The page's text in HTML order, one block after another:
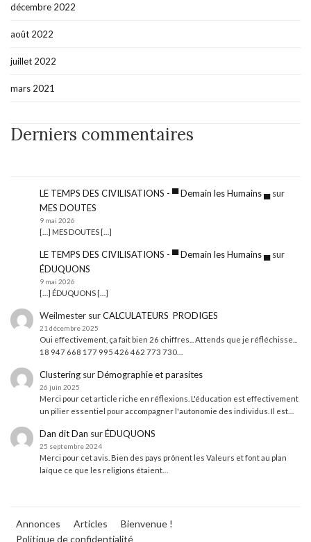
décembre 2022
août 2022
juillet 2022
mars 2021
Derniers commentaires
LE TEMPS DES CIVILISATIONS - ▀ Demain les Humains ▄sur
MES DOUTES
9 mai 2026
[…] MES DOUTES […]
LE TEMPS DES CIVILISATIONS - ▀ Demain les Humains ▄sur
ÉDUQUONS
9 mai 2026
[…] ÉDUQUONS […]
Weilmester surCALCULATEURS PRODIGES
21 décembre 2025
Oui effectivement, ça fait bien 26 chiffres... Attends que je réfléchisse...
18 947 668 177 995 426 462 773 730…
Clustering surDémographie et parasites
26 juin 2025
Merci pour cet article riche en réflexions. L'éducation est effectivement
un pilier essentiel pour accompagner l'autonomie des individus. Il est…
Dan dit Dan surÉDUQUONS
25 septembre 2024
Merci pour cet avis. Bien des pays prônent les Valeurs et font au plan
laïque ce que les religions étaient…
Annonces Articles
Bienvenue !
Politique de confidentialité